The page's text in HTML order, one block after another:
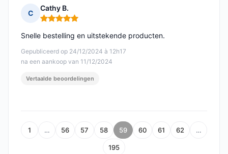
C
Cathy B.
Opmerking: 5 van 5
Gepubliceerd op 24/12/2024 à 12h17
na een aankoop van 11/12/2024
Snelle bestelling en uitstekende producten.
Vertaalde beoordelingen
1 … 56 57 58 59 60 61 62 …
195